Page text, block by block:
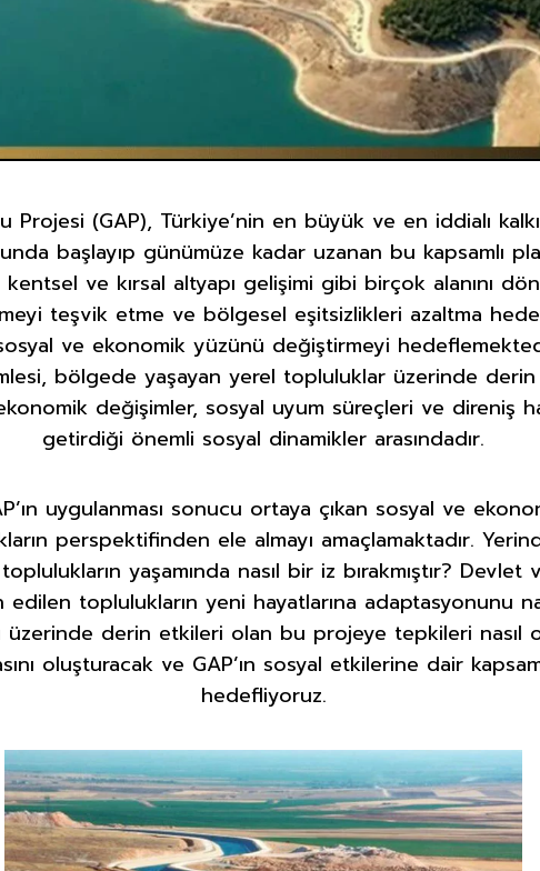
Projesi (GAP), Türkiye’nin en büyük ve en iddialı
başlayıp günümüze kadar uzanan bu kapsamlı
ve kırsal altyapı gelişimi gibi birçok alanını
teşvik etme ve bölgesel eşitsizlikleri azaltma
ve ekonomik yüzünü değiştirmeyi
bölgede yaşayan yerel topluluklar üzerinde derin
değişimler, sosyal uyum süreçleri ve direniş
getirdiği önemli sosyal dinamikler arasındadır.
uygulanması sonucu ortaya çıkan sosyal ve
perspektifinden ele almayı amaçlamaktadır.
yaşamında nasıl bir iz bırakmıştır?
edilen toplulukların yeni hayatlarına adaptasyonunu
üzerinde derin etkileri olan bu projeye tepkileri nasıl
oluşturacak ve GAP’ın sosyal etkilerine dair
hedefliyoruz.